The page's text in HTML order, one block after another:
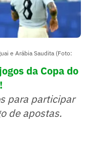
e Arábia Saudita (Foto:
da Copa do
para participar
de apostas.